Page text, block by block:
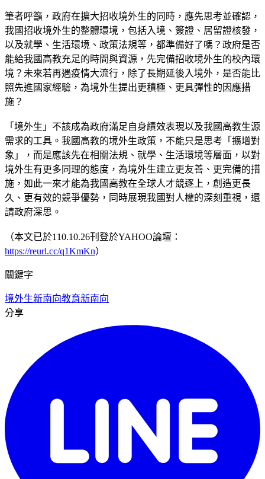
筆者呼籲，政府在擴大招收境外生的同時，應先思考並確認，
我國招收境外生的整體環境，包括入境、簽證、居留證核發，
以及就學、生活環境、政策法規等，都準備好了嗎？政府是否
能給我國高教充足的時間與資源，先完備招收境外生的校內環
境？未來若再遇疫情大流行，除了長期延後入境外，是否能比
照先進國家經驗，為境外生提出更積極、更具彈性的因應措
施？
「境外生」不該成為政府滿足自身績效表現以及我國高教生源
需求的工具。我國高教的境外生政策，不能只是思考「擴增對
象」，而是應該先在相關法規、就學、生活環境等層面，以對
境外生有更多同理的態度，為境外生建立更友善、更完備的措
施，如此一來才能為我國高教在全球人才競逐上，創造更長
久、更有效的競爭優勢，同時展現我國對人權的深刻重視，還
請政府深思。
（本文已於110.10.26刊登於YAHOO論壇：
https://reurl.cc/q1KmKn）
關鍵字
境外生新南向教育新南向
分享